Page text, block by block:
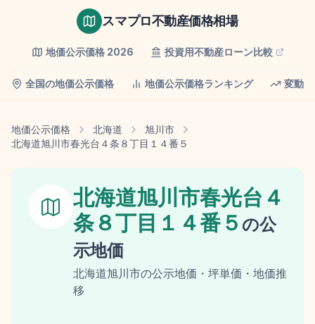
スマプロ不動産価格相場
地価公示価格 2026 投資用不動産ローン比較
全国の地価公示価格 地価公示価格ランキング 変動
地価公示価格 北海道
旭川市
北海道旭川市春光台４条８丁目１４番５
北海道旭川市春光台４
条８丁目１４番５ の公
示地価
北海道旭川市の公示地価 ・坪単価・地価推
移